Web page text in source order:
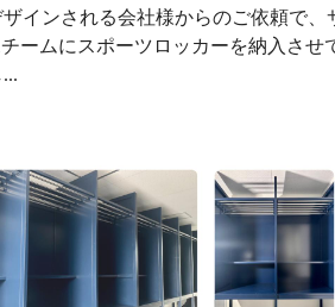
インされる会社様からのご依頼で、
チームにスポーツロッカーを納入させ